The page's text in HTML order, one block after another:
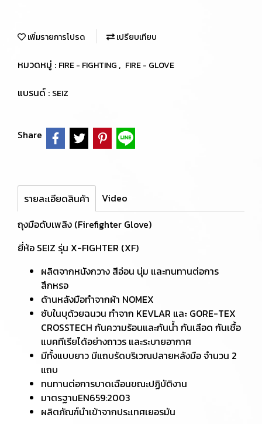
เพิ่มรายการโปรด เปรียบเทียบ
หมวดหมู่ : FIRE - FIGHTING , FIRE - GLOVE
แบรนด์ : SEIZ
Share
รายละเอียดสินค้า
Video
ถุงมือดับเพลิง (Firefighter Glove)
ยี่ห้อ SEIZ รุ่น X-FIGHTER (XF)
ผลิตจากหนังกวาง สีอ่อน นุ่ม และทนทานต่อการ
สึกหรอ
ด้านหลังมือทำจากผ้า NOMEX
ซับในบุด้วยฉนวน ทำจาก KEVLAR และ GORE-TEX
CROSSTECH กันความร้อนและกันน้ำ กันเลือด กันเชื้อ
แบคทีเรียได้อย่างถาวร และระบายอากาศ
มีทั้งแบบยาว มีแถบรัดบริเวณปลายหลังมือ จำนวน 2
แถบ
ทนทานต่อการบาดเฉือนขณะปฏิบัติงาน
มาตรฐานEN659:2003
ผลิตภัณฑ์นำเข้าจากประเทศเยอรมัน